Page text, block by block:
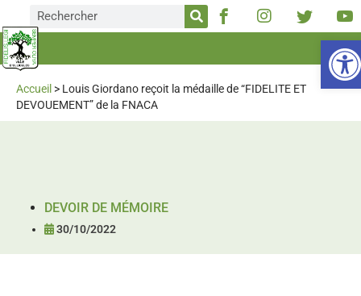
Accueil > Louis Giordano reçoit la médaille de “FIDELITE ET
DEVOUEMENT” de la FNACA
DEVOIR DE MÉMOIRE
30/10/2022